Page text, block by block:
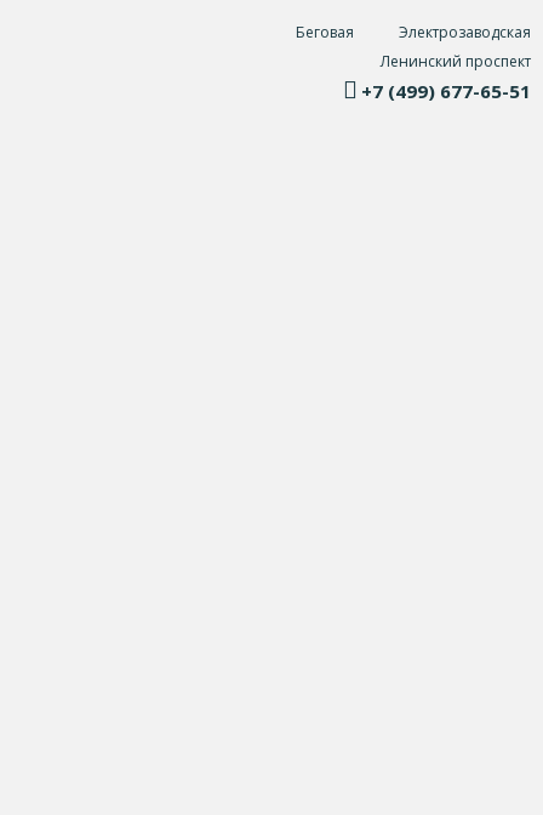
Беговая
Электрозаводская
Ленинский проспект
+7 (499) 677-65-51